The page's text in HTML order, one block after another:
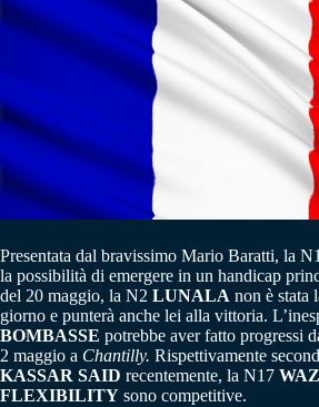
Presentata dal bravissimo Mario Baratti, la
la possibilità di emergere in un handicap
del 20 maggio, la N2 LUNALA non è stata
giorno e punterà anche lei alla vittoria.
BOMBASSE potrebbe aver fatto progressi
2 maggio a Chantilly. Rispettivamente
KASSAR SAID recentemente, la N17
FLEXIBILITY sono competitive.